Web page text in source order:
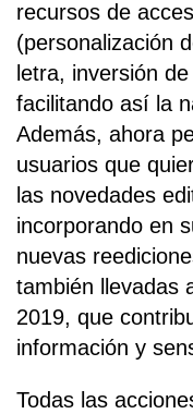
recursos de
(personalización
letra, inversión
facilitando así la
Además, ahora
usuarios que
las novedades
incorporando en
nuevas
también llevadas
2019, que
información y
Todas las